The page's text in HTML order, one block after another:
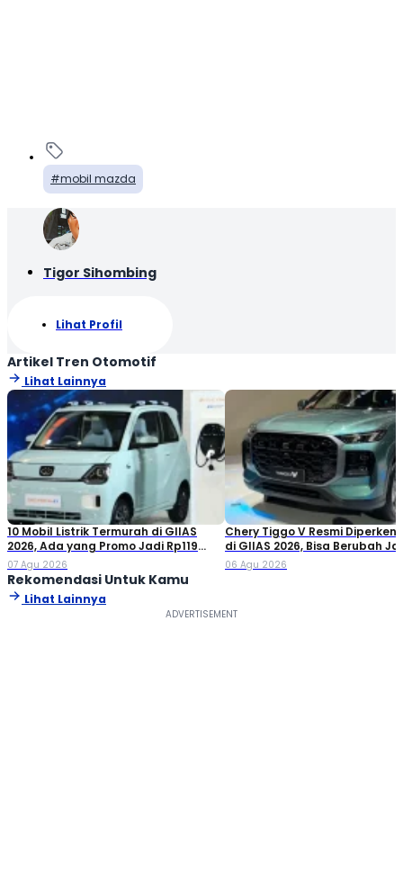
mobil mazda
Tigor Sihombing
Lihat Profil
Artikel Tren Otomotif
Lihat Lainnya
10 Mobil Listrik Termurah di GIIAS
2026, Ada yang Promo Jadi Rp119
Jutaan!
07 Agu 2026
Chery Tiggo V Resmi
di GIIAS 2026, Bisa Berubah
Double Cabin
06 Agu 2026
Rekomendasi Untuk Kamu
Lihat Lainnya